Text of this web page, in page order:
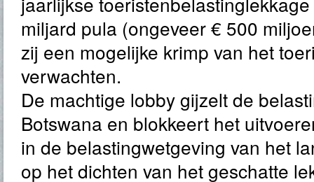
miljard pula (ongeveer € 500
zij een mogelijke krimp van het
verwachten.
De machtige lobby gijzelt de
Botswana en blokkeert het
in de belastingwetgeving van het
op het dichten van het geschatte